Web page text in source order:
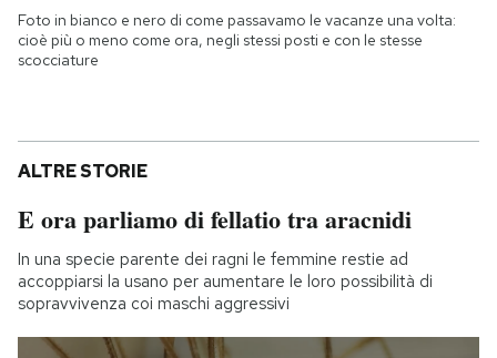
Foto in bianco e nero di come passavamo le vacanze una volta:
cioè più o meno come ora, negli stessi posti e con le stesse
scocciature
ALTRE STORIE
E ora parliamo di fellatio tra aracnidi
In una specie parente dei ragni le femmine restie ad
accoppiarsi la usano per aumentare le loro possibilità di
sopravvivenza coi maschi aggressivi